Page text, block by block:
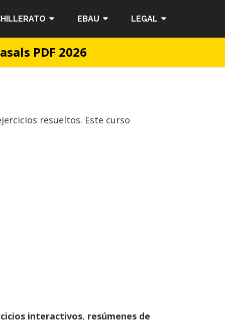
EBAU LEGAL
PDF 2026
resueltos. Este curso
interactivos, resúmenes de